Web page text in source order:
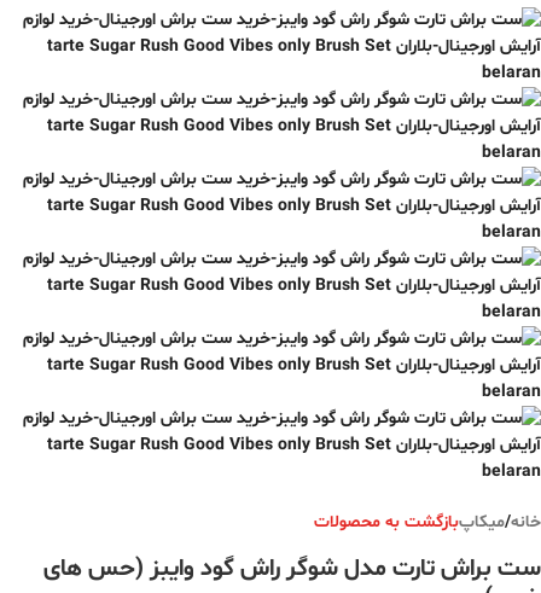
خانه/میکاپبازگشت به محصولات
ست براش تارت مدل شوگر راش گود وایبز (حس های